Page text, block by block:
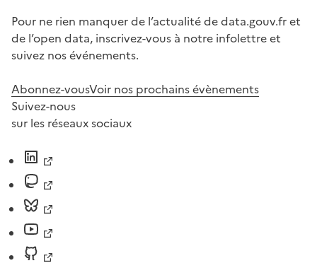
Pour ne rien manquer de l’actualité de data.gouv.fr et
de l’open data, inscrivez-vous à notre infolettre et
suivez nos événements.
Abonnez-vousVoir nos prochains évènements
Suivez-nous
sur les réseaux sociaux